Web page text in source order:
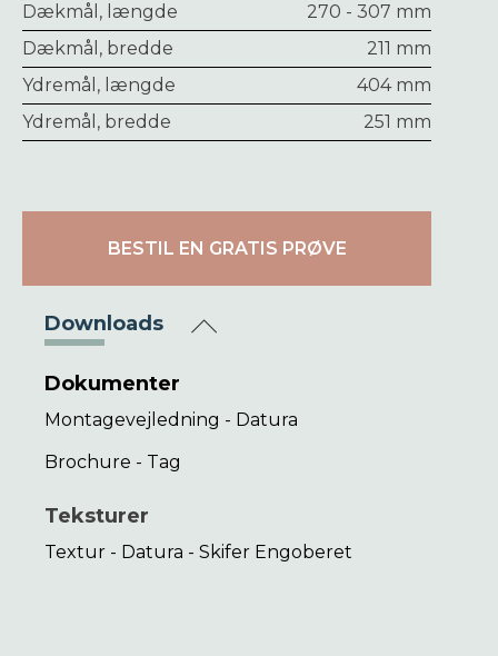
Dækmål, længde
270 - 307 mm
Dækmål, bredde
211 mm
Ydremål, længde
404 mm
Ydremål, bredde
251 mm
BESTIL EN GRATIS PRØVE
Downloads
Dokumenter
Montagevejledning - Datura
Brochure - Tag
Teksturer
Textur - Datura - Skifer Engoberet